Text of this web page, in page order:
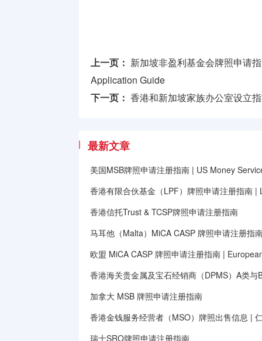
上一页： 新加坡非盈利基金会牌照申请
Application Guide
下一页： 香港和新加坡家族办公室设立
最新文章
美国MSB牌照申请注册指南 | US Money
香港有限合伙基金（LPF）牌照申请注册指南
香港信托Trust & TCSP牌照申请注册指南
马耳他（Malta）MiCA CASP 牌照申请注册指
欧盟 MiCA CASP 牌照申请注册指南 |
香港海关贵金属及宝石经销商（DPMS）A类与
加拿大 MSB 牌照申请注册指南
香港金钱服务经营者（MSO）牌照出售信息 |
瑞士SRO牌照申请注册指南